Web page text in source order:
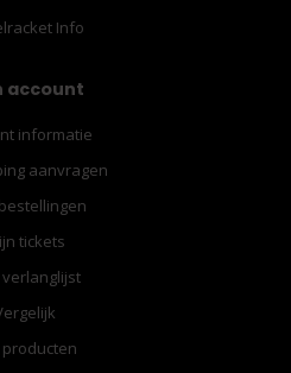
Info
account
informatie
aanvragen
tickets
verlanglijst
producten